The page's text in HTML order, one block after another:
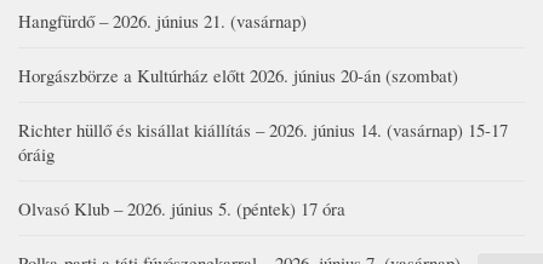
Hangfürdő – 2026. június 21. (vasárnap)
Horgászbörze a Kultúrház előtt 2026. június 20-án (szombat)
Richter hüllő és kisállat kiállítás – 2026. június 14. (vasárnap) 15-17
óráig
Olvasó Klub – 2026. június 5. (péntek) 17 óra